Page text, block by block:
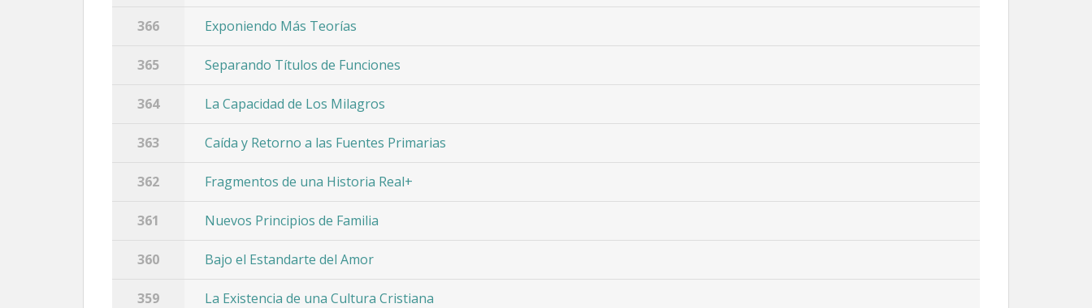
366 Exponiendo Más Teorías
365 Separando Títulos de Funciones
364 La Capacidad de Los Milagros
363 Caída y Retorno a las Fuentes Primarias
362 Fragmentos de una Historia Real+
361 Nuevos Principios de Familia
360 Bajo el Estandarte del Amor
359 La Existencia de una Cultura Cristiana